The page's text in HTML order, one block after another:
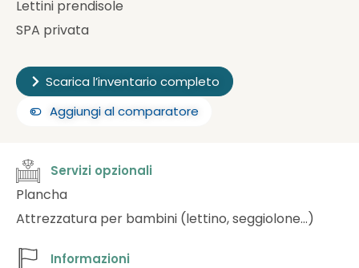
Lettini prendisole
SPA privata
Scarica l’inventario completo
Aggiungi al comparatore
Servizi opzionali
Plancha
Attrezzatura per bambini (lettino, seggiolone…)
Informazioni